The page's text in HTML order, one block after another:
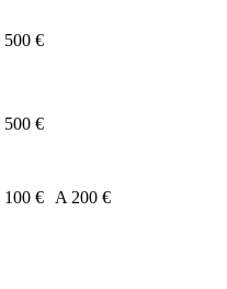
500 €
500 €
100 € A 200 €